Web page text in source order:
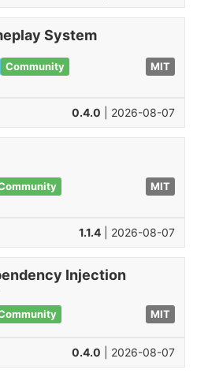
System
Community MIT
0.4.0 | 2026-08-07
MIT
1.1.4 | 2026-08-07
Injection
MIT
0.4.0 | 2026-08-07